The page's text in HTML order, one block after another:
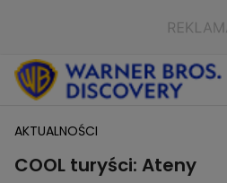
AKTUALNOŚCI
COOL turyści: Ateny